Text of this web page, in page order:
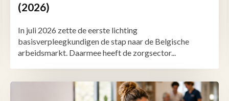
(2026)
In juli 2026 zette de eerste lichting
basisverpleegkundigen de stap naar de Belgische
arbeidsmarkt. Daarmee heeft de zorgsector...